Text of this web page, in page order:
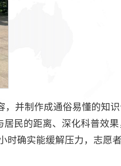
，并制作成通俗易懂的知
民的距离、深化科普效
时确实能缓解压力，志愿